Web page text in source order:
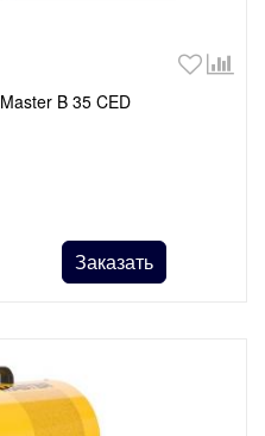
B 35 CED
Заказать